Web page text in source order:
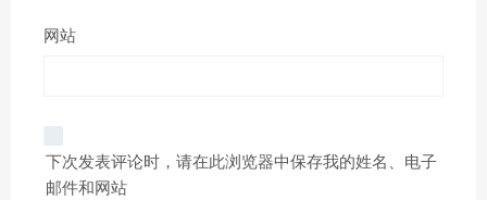
网站
下次发表评论时，请在此浏览器中保存我的姓名、电子
邮件和网站